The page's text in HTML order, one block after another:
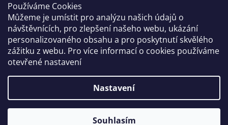
Používáme Cookies
Můžeme je umístit pro analýzu našich údajů o
návštěvnících, pro zlepšení našeho webu, ukázání
personalizovaného obsahu a pro poskytnutí skvělého
zážitku z webu. Pro více informací o cookies používáme
otevřené nastavení
Nastavení
Souhlasím
info@cyklo-obleceni.cz
+420777081700
jsme na facebooku
Copyright 2026cyklo-obleceni.cz. Všechna práva vyhrazena.